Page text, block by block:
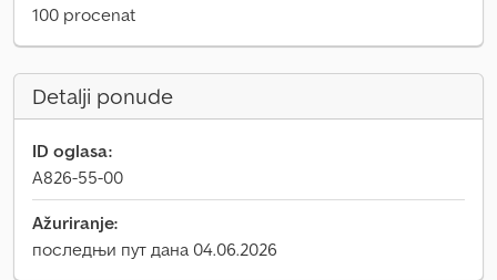
100 procenat
Detalji ponude
ID oglasa:
A826-55-00
Ažuriranje:
последњи пут дана 04.06.2026